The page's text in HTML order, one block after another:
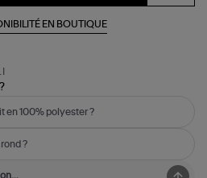
EN BOUTIQUE
en 100% polyester ?
?